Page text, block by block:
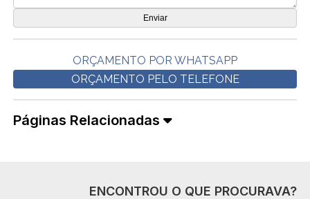
ORÇAMENTO POR WHATSAPP
ORÇAMENTO PELO TELEFONE
Páginas Relacionadas
ENCONTROU O QUE PROCURAVA?